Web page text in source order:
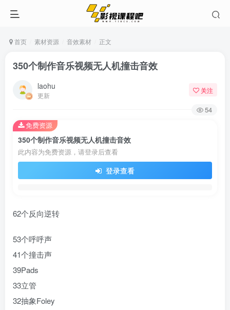
首页 素材资源 音效素材 正文
350个制作音乐视频无人机撞击音效
laohu
更新
关注
54
350个制作音乐视频无人机撞击音效
此内容为免费资源，请登录后查看
登录查看
免费资源
62个反向逆转
53个呼呼声
41个撞击声
39Pads
33立管
32抽象Foley